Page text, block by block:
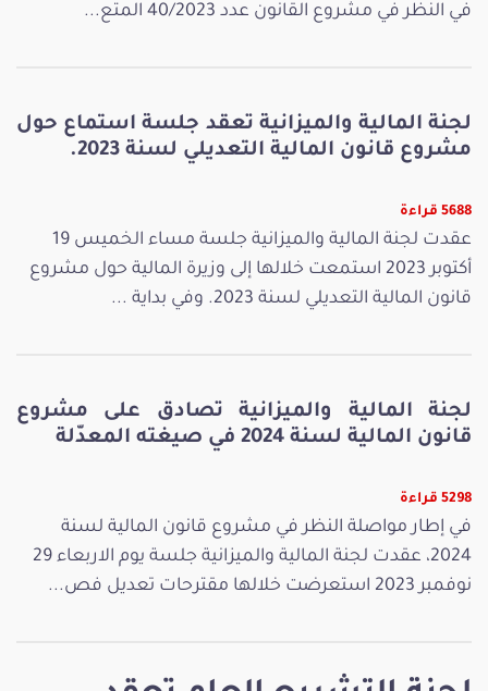
في النظر في مشروع القانون عدد 40/2023 المتع...
لجنة المالية والميزانية تعقد جلسة استماع حول
مشروع قانون المالية التعديلي لسنة 2023.
5688 قراءة
عقدت لجنة المالية والميزانية جلسة مساء الخميس 19
أكتوبر 2023 استمعت خلالها إلى وزيرة المالية حول مشروع
قانون المالية التعديلي لسنة 2023. وفي بداية ...
لجنة المالية والميزانية تصادق على مشروع
قانون المالية لسنة 2024 في صيغته المعدّلة
5298 قراءة
في إطار مواصلة النظر في مشروع قانون المالية لسنة
2024، عقدت لجنة المالية والميزانية جلسة يوم الاربعاء 29
نوفمبر 2023 استعرضت خلالها مقترحات تعديل فص...